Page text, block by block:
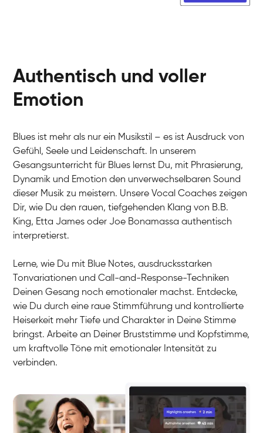
Authentisch und voller
Emotion
Blues ist mehr als nur ein Musikstil – es ist Ausdruck von
Gefühl, Seele und Leidenschaft. In unserem
Gesangsunterricht für Blues lernst Du, mit Phrasierung,
Dynamik und Emotion den unverwechselbaren Sound
dieser Musik zu meistern. Unsere Vocal Coaches zeigen
Dir, wie Du den rauen, tiefgehenden Klang von B.B.
King, Etta James oder Joe Bonamassa authentisch
interpretierst.
Lerne, wie Du mit Blue Notes, ausdrucksstarken
Tonvariationen und Call-and-Response-Techniken
Deinen Gesang noch emotionaler machst. Entdecke,
wie Du durch eine raue Stimmführung und kontrollierte
Heiserkeit mehr Tiefe und Charakter in Deine Stimme
bringst. Arbeite an Deiner Bruststimme und Kopfstimme,
um kraftvolle Töne mit emotionaler Intensität zu
verbinden.